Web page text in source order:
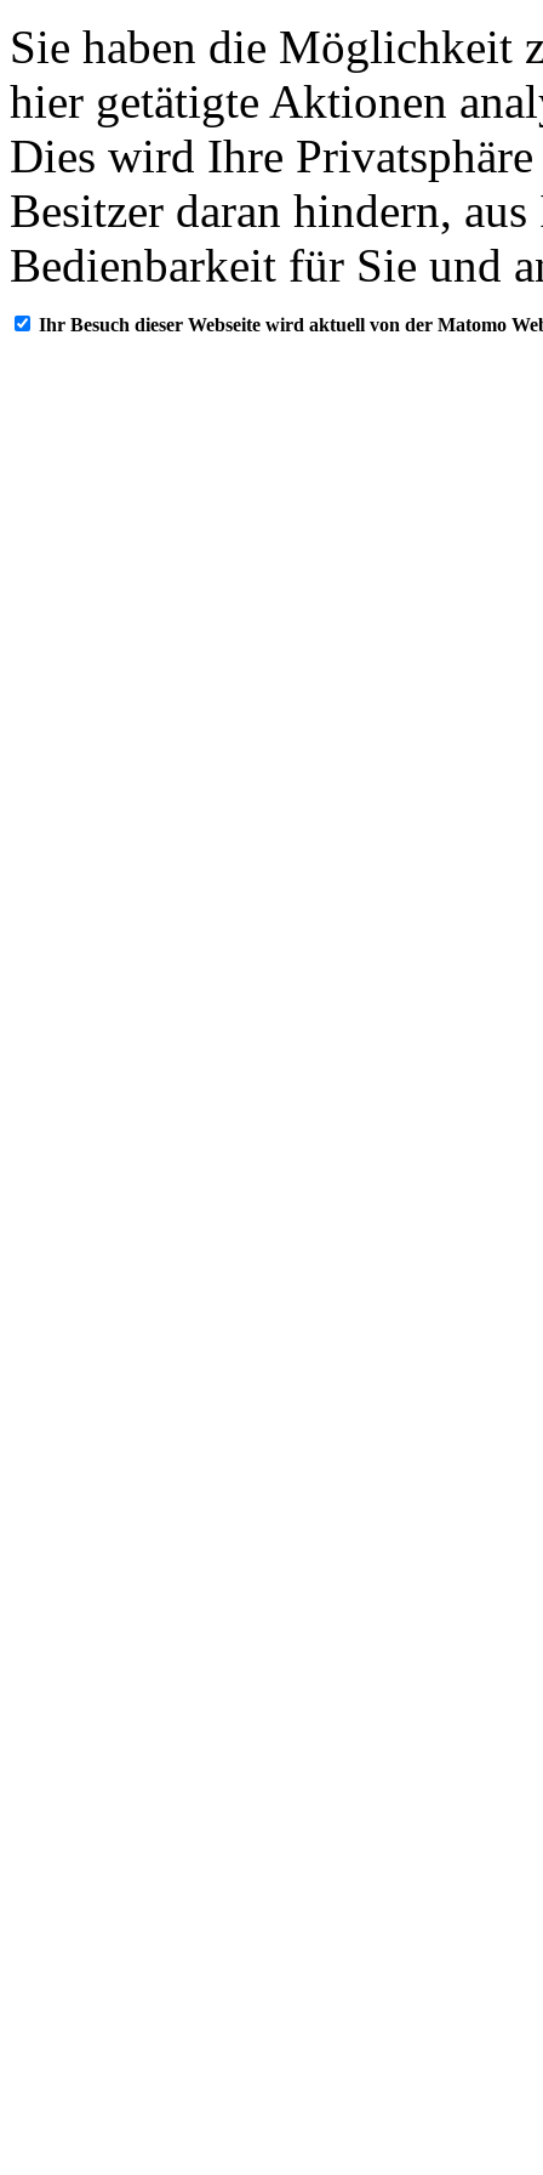
Sie haben die Möglichkeit
hier getätigte Aktionen
Dies wird Ihre
Besitzer daran hindern,
Bedienbarkeit für Sie und
Ihr Besuch dieser Webseite wird aktuell von der Matomo